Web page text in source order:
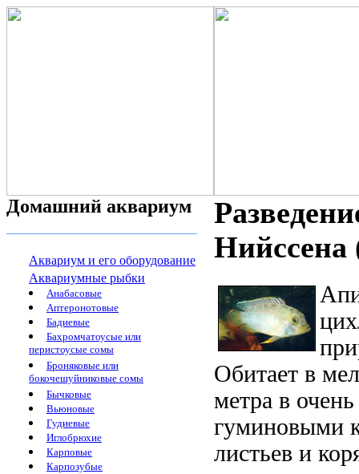
Домашний аквариум
Аквариум и его оборудование
Аквариумные рыбки
Анабасовые
Аптеронотовые
Бадиевые
Бахромчатоусые или
перистоусые сомы
Броняковые или
бокочешуйниковые сомы
Бычковые
Вьюновые
Гудиевые
Иглобрюхие
Карповые
Карпозубые
Нийссена
Обитает в
метра в
гуминовыми
листьев и